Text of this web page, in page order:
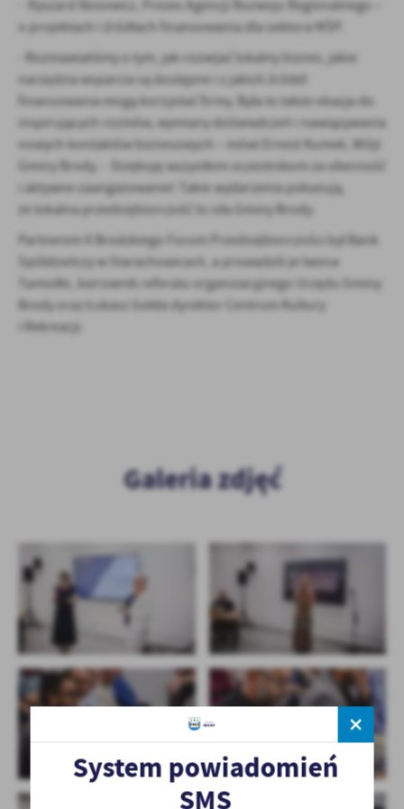
- Ryszard Nosowicz, Prezes Agencji Rozwoju Regionalnego –
o projektach i źródłach finansowania dla sektora MŚP.
- Rozmawialiśmy o tym, jak rozwijać lokalny biznes, jakie
narzędzia wsparcia są dostępne i z jakich źródeł
finansowania mogą korzystać firmy. Była to także okazja do
inspirujących rozmów, wymiany doświadczeń i nawiązywania
nowych kontaktów biznesowych – mówi Ernest Kumek, Wójt
Gminy Brody. - Dziękuję wszystkim uczestnikom za obecność
i aktywne zaangażowanie! Takie wydarzenia pokazują,
że lokalna przedsiębiorczość to siła Gminy Brody.
Partnerem II Brodzkiego Forum Przedsiębiorczości był Bank
Spółdzielczy w Starachowicach, a prowadzili je Iwona
Tamiołło, kierownik referatu organizacyjnego Urzędu Gminy
Brody oraz Łukasz Gołda dyrektor Centrum Kultury
i Rekreacji.
Galeria zdjęć
System powiadomień
SMS